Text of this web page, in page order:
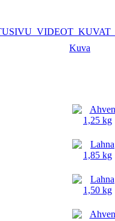
VIDEOT KUVAT
Kuva